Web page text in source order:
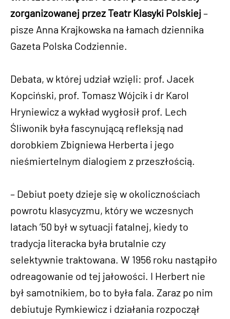
zorganizowanej przez Teatr Klasyki Polskiej–
pisze Anna Krajkowska na łamach dziennika
Gazeta Polska Codziennie.
Debata, w której udział wzięli: prof. Jacek
Kopciński, prof. Tomasz Wójcik i dr Karol
Hryniewicz a wykład wygłosił prof. Lech
Śliwonik była fascynującą refleksją nad
dorobkiem Zbigniewa Herberta i jego
nieśmiertelnym dialogiem z przeszłością.
– Debiut poety dzieje się w okolicznościach
powrotu klasycyzmu, który we wczesnych
latach ’50 był w sytuacji fatalnej, kiedy to
tradycja literacka była brutalnie czy
selektywnie traktowana. W 1956 roku nastąpiło
odreagowanie od tej jałowości. I Herbert nie
był samotnikiem, bo to była fala. Zaraz po nim
debiutuje Rymkiewicz i działania rozpoczął